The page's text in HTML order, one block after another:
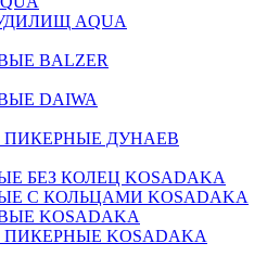
AQUA
BALZER
DAIWA
ДУНАЕВ
КОЛЕЦ KOSADAKA
С КОЛЬЦАМИ KOSADAKA
KOSADAKA
KOSADAKA